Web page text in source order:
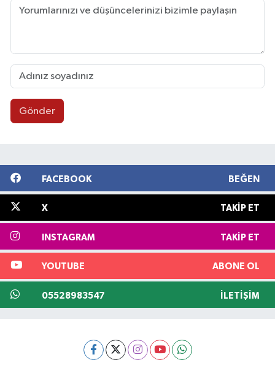
Gönder
FACEBOOK BEĞEN
X TAKIP ET
INSTAGRAM TAKIP ET
YOUTUBE ABONE OL
05528983547 İLETIŞIM